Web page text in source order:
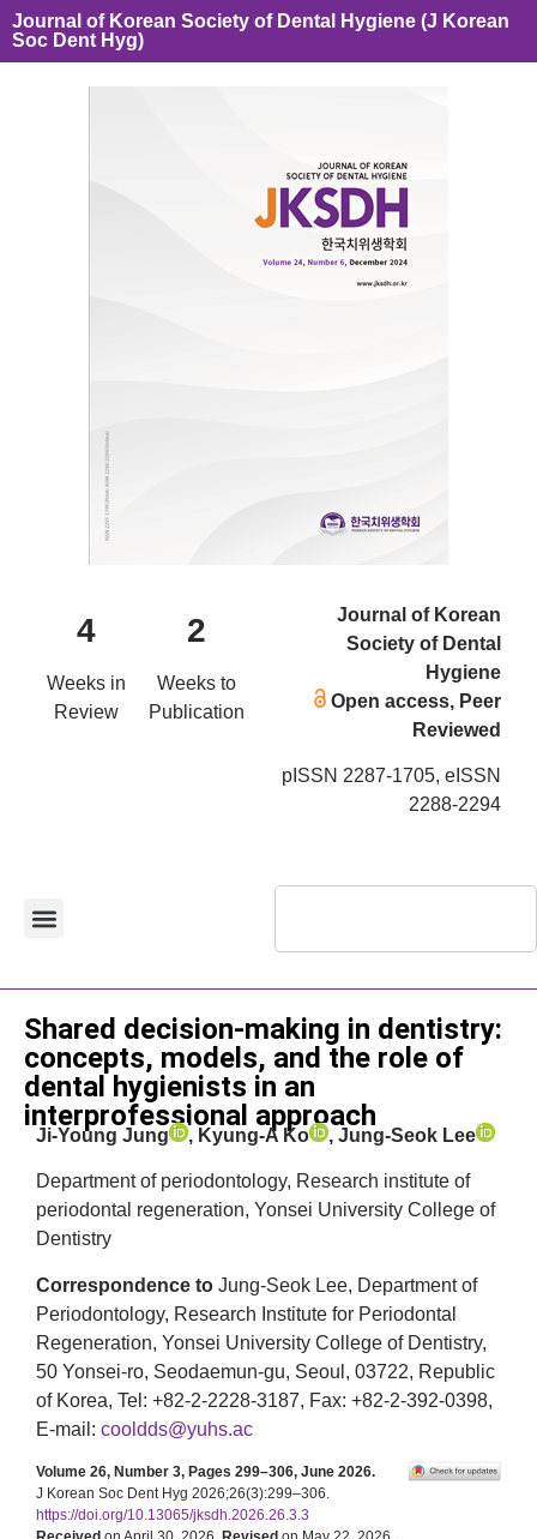
Journal of Korean Society of Dental Hygiene (J Korean
Soc Dent Hyg)
4
Weeks in
Review
2
Weeks to
Publication
Journal of Korean
Society of Dental
Hygiene
Open access, Peer
Reviewed
pISSN 2287-1705, eISSN
2288-2294
Review Article
Shared decision-making in dentistry:
concepts, models, and the role of
dental hygienists in an
interprofessional approach
Ji-Young Jung , Kyung-A Ko , Jung-Seok Lee
Department of periodontology, Research institute of
periodontal regeneration, Yonsei University College of
Dentistry
Correspondence to Jung-Seok Lee, Department of
Periodontology, Research Institute for Periodontal
Regeneration, Yonsei University College of Dentistry,
50 Yonsei-ro, Seodaemun-gu, Seoul, 03722, Republic
of Korea, Tel: +82-2-2228-3187, Fax: +82-2-392-0398,
E-mail: cooldds@yuhs.ac
Volume 26, Number 3, Pages 299–306, June 2026.
J Korean Soc Dent Hyg 2026;26(3):299–306.
https://doi.org/10.13065/jksdh.2026.26.3.3